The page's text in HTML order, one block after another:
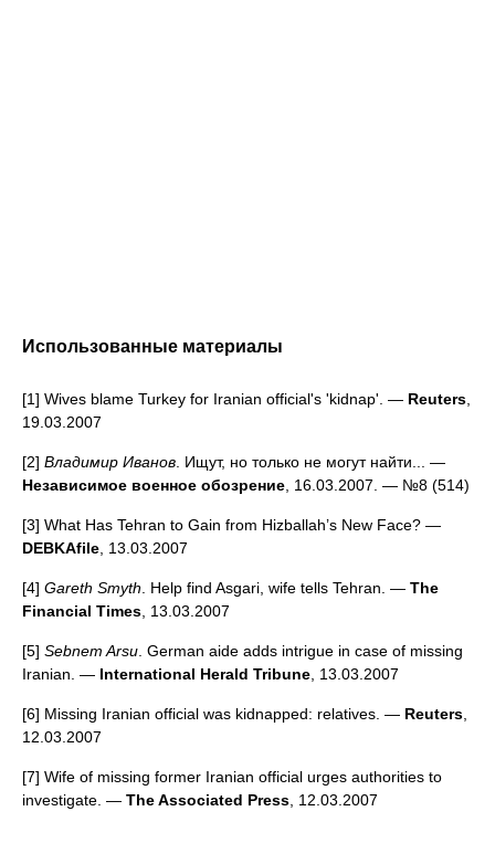
Использованные материалы
[1] Wives blame Turkey for Iranian official's 'kidnap'. — Reuters
19.03.2007
[2] Владимир Иванов . Ищут, но только не могут найти... —
Независимое военное обозрение , 16.03.2007. — №8 (514)
[3] What Has Tehran to Gain from Hizballah’s New Face? —
DEBKAfile , 13.03.2007
[4] Gareth Smyth . Help find Asgari, wife tells Tehran. — The
Financial Times , 13.03.2007
[5] Sebnem Arsu . German aide adds intrigue in case of missing
Iranian. — International Herald Tribune , 13.03.2007
[6] Missing Iranian official was kidnapped: relatives. — Reuters
12.03.2007
[7] Wife of missing former Iranian official urges authorities to
investigate. — The Associated Press , 12.03.2007